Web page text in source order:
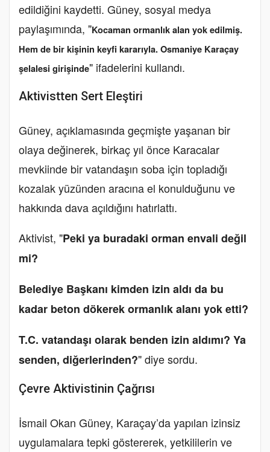
edildiğini kaydetti. Güney, sosyal medya
paylaşımında, "Kocaman ormanlık alan yok edilmiş.
Hem de bir kişinin keyfi kararıyla. Osmaniye Karaçay
şelalesi girişinde" ifadelerini kullandı.
Aktivistten Sert Eleştiri
Güney, açıklamasında geçmişte yaşanan bir
olaya değinerek, birkaç yıl önce Karacalar
mevkiinde bir vatandaşın soba için topladığı
kozalak yüzünden aracına el konulduğunu ve
hakkında dava açıldığını hatırlattı.
Aktivist, "Peki ya buradaki orman envali değil
mi?
Belediye Başkanı kimden izin aldı da bu
kadar beton dökerekormanlık alanı yok etti?
T.C. vatandaşı olarak benden izin aldımı? Ya
senden, diğerlerinden?" diye sordu.
Çevre Aktivistinin Çağrısı
İsmail Okan Güney, Karaçay’da yapılan izinsiz
uygulamalara tepki göstererek, yetkililerin ve